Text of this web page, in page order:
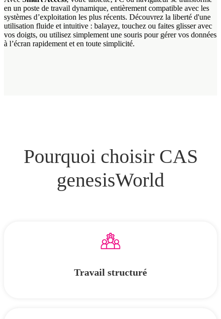
en un poste de travail dynamique, entièrement compatible avec les
systèmes d’exploitation les plus récents. Découvrez la liberté d'une
utilisation fluide et intuitive : balayez, touchez ou faites glisser avec
vos doigts, ou utilisez simplement une souris pour gérer vos données
à l’écran rapidement et en toute simplicité.
Pourquoi choisir CAS
genesisWorld
Travail structuré